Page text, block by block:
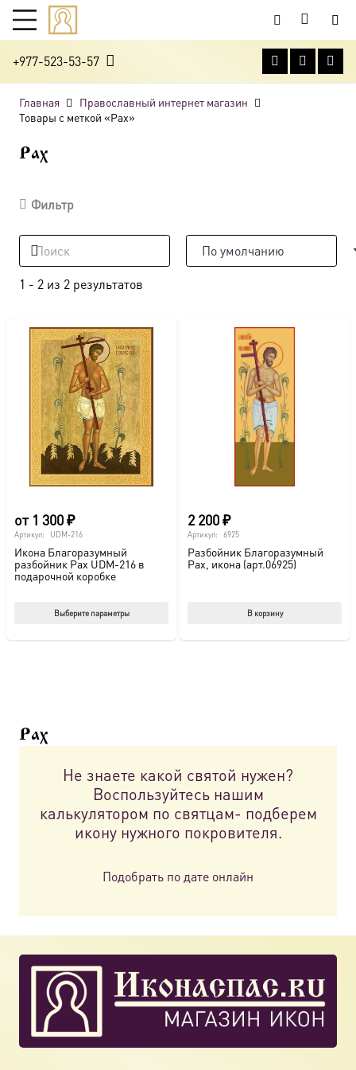
+977-523-53-57
Главная
Православный интернет магазин
Товары с меткой «Рах»
Рах
Фильтр
1 - 2 из 2 результатов
от 1 300₽
Артикул: UDM-216
Икона Благоразумный
разбойник Рах UDM-216 в
подарочной коробке
Выберите параметры
выбрать
странице
товара.
2 200₽
Артикул: 6925
Разбойник Благоразумный
Рах, икона (арт.06925)
В корзину
Рах
Не знаете какой святой нужен?
Воспользуйтесь нашим
калькулятором по святцам- подберем
икону нужного покровителя.
Подобрать по дате онлайн